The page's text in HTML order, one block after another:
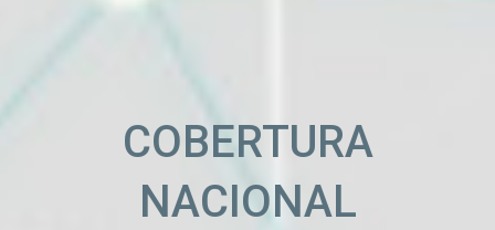
COBERTURA
NACIONAL